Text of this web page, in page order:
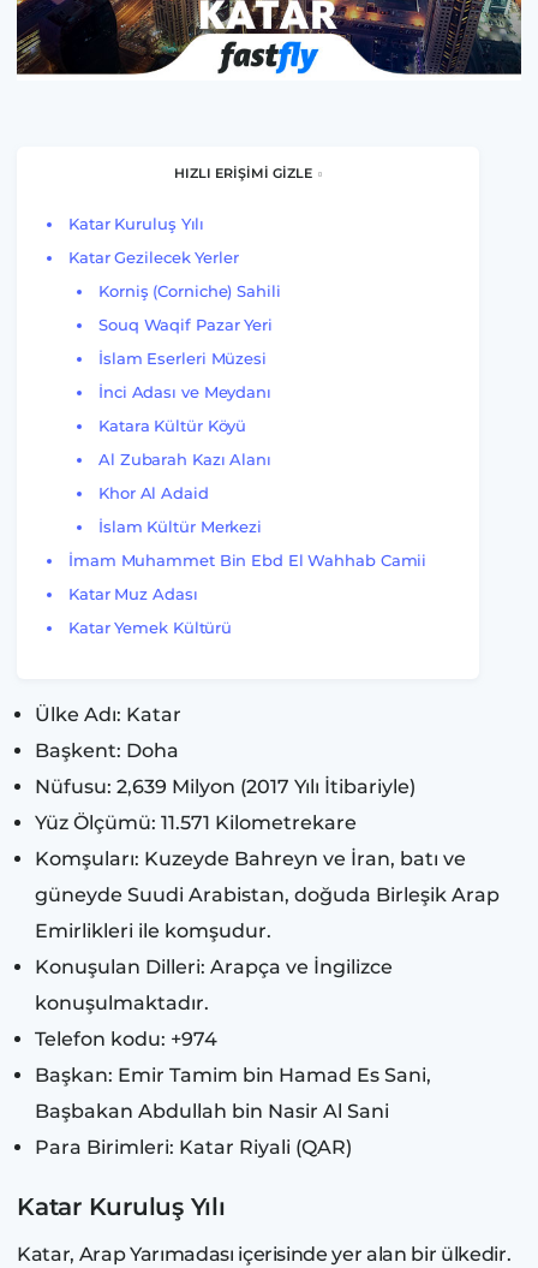
HIZLI ERİŞİMİ GİZLE
Katar Kuruluş Yılı
Katar Gezilecek Yerler
Korniş (Corniche) Sahili
Souq Waqif Pazar Yeri
İslam Eserleri Müzesi
İnci Adası ve Meydanı
Katara Kültür Köyü
Al Zubarah Kazı Alanı
Khor Al Adaid
İslam Kültür Merkezi
İmam Muhammet Bin Ebd El Wahhab Camii
Katar Muz Adası
Katar Yemek Kültürü
Ülke Adı: Katar
Başkent: Doha
Nüfusu: 2,639 Milyon (2017 Yılı İtibariyle)
Yüz Ölçümü: 11.571 Kilometrekare
Komşuları: Kuzeyde Bahreyn ve İran, batı ve
güneyde Suudi Arabistan, doğuda Birleşik Arap
Emirlikleri ile komşudur.
Konuşulan Dilleri: Arapça ve İngilizce
konuşulmaktadır.
Telefon kodu: +974
Başkan: Emir Tamim bin Hamad Es Sani,
Başbakan Abdullah bin Nasir Al Sani
Para Birimleri: Katar Riyali (QAR)
Katar Kuruluş Yılı
Katar, Arap Yarımadası içerisinde yer alan bir ülkedir.